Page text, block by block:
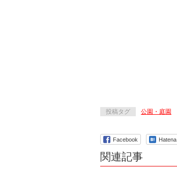
投稿タグ 公園・庭園
Facebook Hatena
関連記事